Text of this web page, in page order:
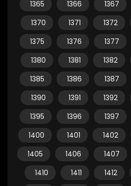
1365 1366 1367
1370
1371 1372
1375
1376 1377
1380
1381 1382
1385
1386 1387
1390
1391 1392
1395
1396 1397
1400
1401 1402
1405
1406 1407
1410
1411 1412